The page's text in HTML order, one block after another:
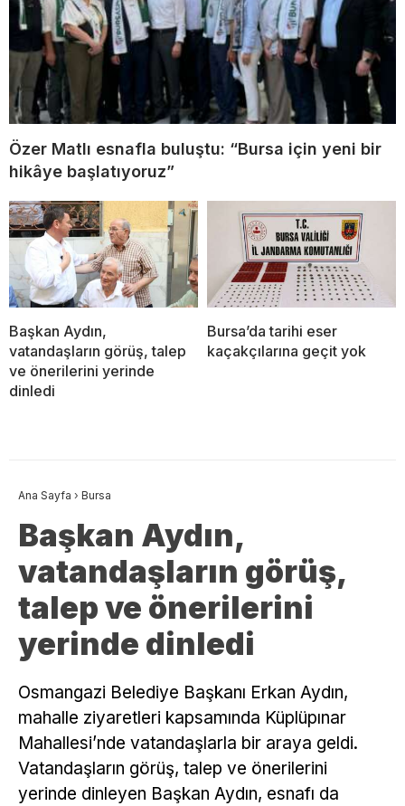
Özer Matlı esnafla buluştu: “Bursa için yeni bir
hikâye başlatıyoruz”
Başkan Aydın,
vatandaşların görüş, talep
ve önerilerini yerinde
dinledi
Bursa’da tarihi eser
kaçakçılarına geçit yok
Ana Sayfa › Bursa
Başkan Aydın,
vatandaşların görüş,
talep ve önerilerini
yerinde dinledi
Osmangazi Belediye Başkanı Erkan Aydın,
mahalle ziyaretleri kapsamında Küplüpınar
Mahallesi’nde vatandaşlarla bir araya geldi.
Vatandaşların görüş, talep ve önerilerini
yerinde dinleyen Başkan Aydın, esnafı da